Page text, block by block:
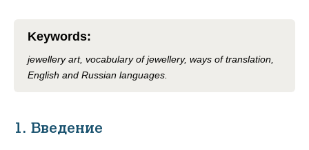
Keywords:
jewellery art, vocabulary of jewellery, ways of translation,
English and Russian languages.
1. Введение